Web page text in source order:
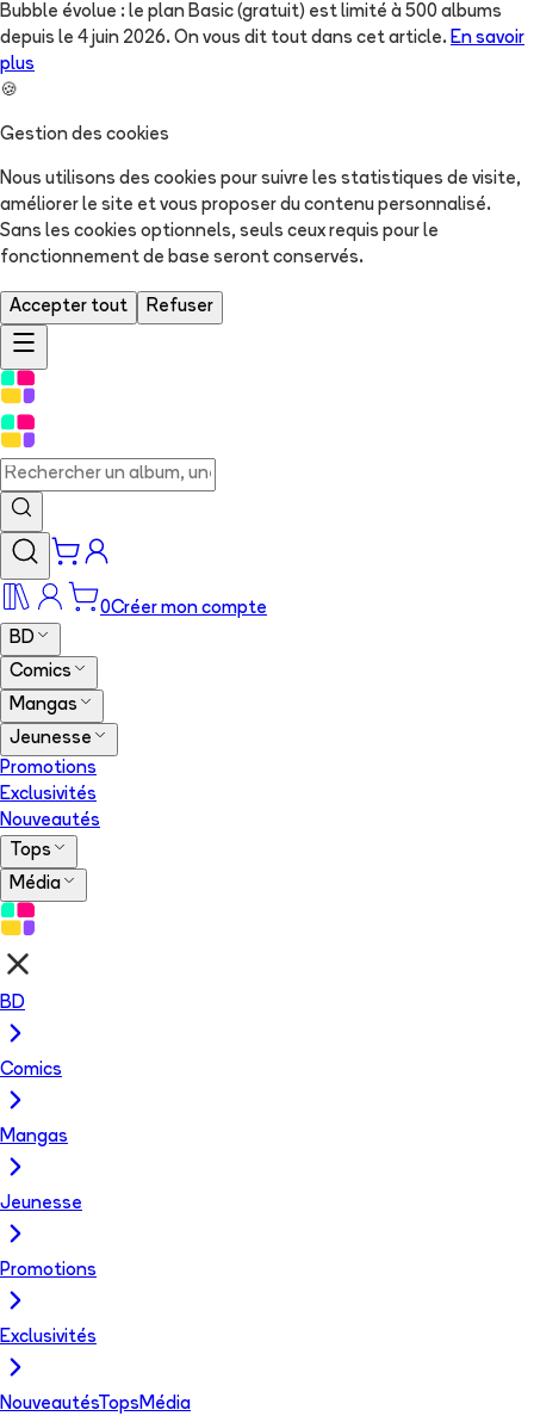
Bubble évolue : le plan Basic (gratuit) est limité à 500 albums
depuis le 4 juin 2026. On vous dit tout dans cet article. En savoir
plus
🍪
Gestion des cookies
Nous utilisons des cookies pour suivre les statistiques de visite,
améliorer le site et vous proposer du contenu personnalisé.
Sans les cookies optionnels, seuls ceux requis pour le
fonctionnement de base seront conservés.
Accepter tout Refuser
0Créer mon compte
BD
Comics
Mangas
Jeunesse
Promotions
Exclusivités
Nouveautés
Tops
Média
BD
Comics
Mangas
Jeunesse
Promotions
Exclusivités
NouveautésTops Média